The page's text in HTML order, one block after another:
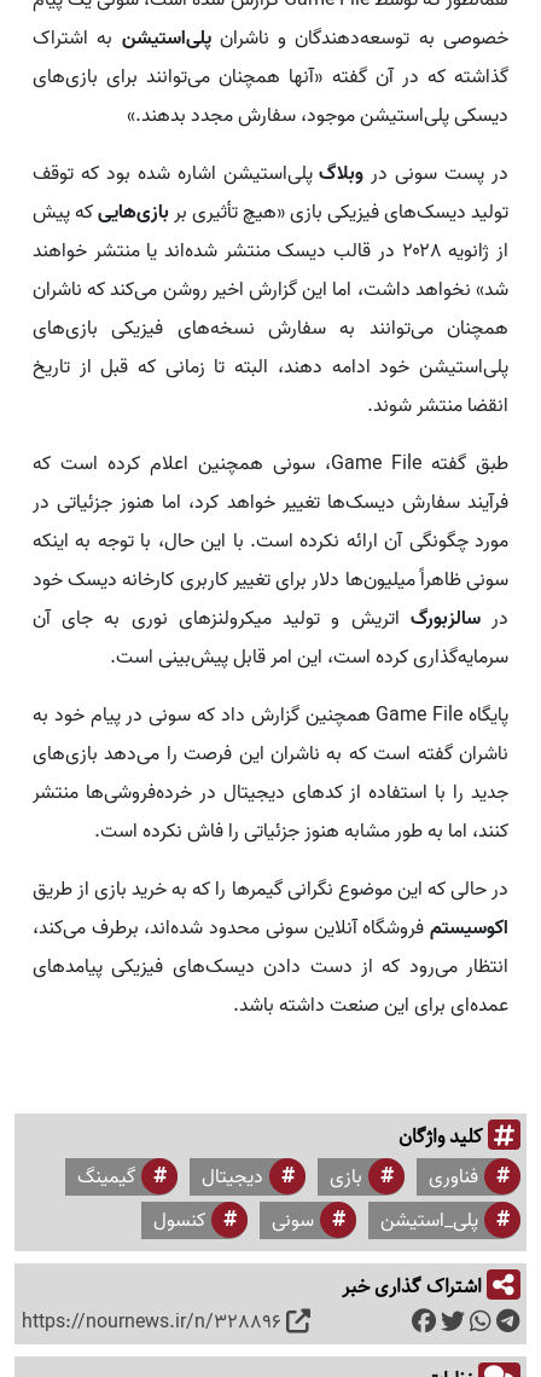
خصوصی به توسعه‌دهندگان و ناشران پلی‌استیشن به اشتراک
گذاشته که در آن گفته «آنها همچنان می‌توانند برای بازی‌های
دیسکی پلی‌استیشن موجود، سفارش مجدد بدهند.»
در پست سونی در وبلاگپلی‌استیشن اشاره شده بود که توقف
تولید دیسک‌های فیزیکی بازی «هیچ تأثیری بربازی‌هاییکه پیش
از ژانویه ۲۰۲۸ در قالب دیسک منتشر شده‌اند یا منتشر خواهند
شد» نخواهد داشت، اما این گزارش اخیر روشن می‌کند که ناشران
همچنان می‌توانند به سفارش نسخه‌های فیزیکی بازی‌های
پلی‌استیشن خود ادامه دهند، البته تا زمانی که قبل از تاریخ
انقضا منتشر شوند.
طبق گفته Game File، سونی همچنین اعلام کرده است که
فرآیند سفارش دیسک‌ها تغییر خواهد کرد، اما هنوز جزئیاتی در
مورد چگونگی آن ارائه نکرده است. با این حال، با توجه به اینکه
سونی ظاهراً میلیون‌ها دلار برای تغییر کاربری کارخانه دیسک خود
درسالزبورگ اتریش و تولید میکرولنزهای نوری به جای آن
سرمایه‌گذاری کرده است، این امر قابل پیش‌بینی است.
پایگاه Game File همچنین گزارش داد که سونی در پیام خود به
ناشران گفته است که به ناشران این فرصت را می‌دهد بازی‌های
جدید را با استفاده از کدهای دیجیتال در خرده‌فروشی‌ها منتشر
کنند، اما به طور مشابه هنوز جزئیاتی را فاش نکرده است.
در حالی که این موضوع نگرانی گیمرها را که به خرید بازی از طریق
اکوسیستمفروشگاه آنلاین سونی محدود شده‌اند، برطرف می‌کند،
انتظار می‌رود که از دست دادن دیسک‌های فیزیکی پیامدهای
عمده‌ای برای این صنعت داشته باشد.
کلید واژگان
فناوری بازی دیجیتال
گیمینگ
پلی_استیشن
سونی کنسول
اشتراک گذاری خبر
https://nournews.ir/n/328896